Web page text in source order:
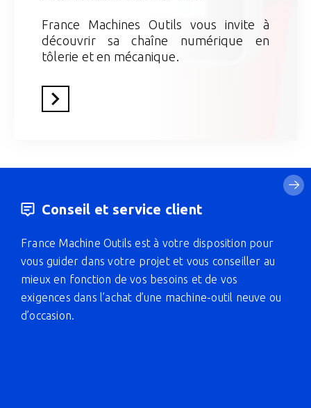
France Machines Outils vous invite à
découvrir sa chaîne numérique en
tôlerie et en mécanique.
En savoir plus
Conseil et service client
France Machine Outils est à votre disposition pour
vous guider dans votre projet et vous conseiller au
mieux en fonction de vos besoins et de vos
exigences dans l’achat d’une machine-outil neuve ou
d’occasion.